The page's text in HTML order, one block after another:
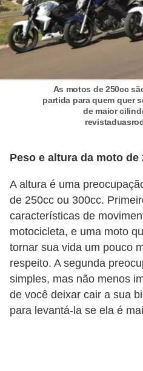
As motos de 250cc
partida para quem quer
de maior
Peso e altura da moto de
A altura é uma
de 250cc ou 300cc.
características de
motocicleta, e uma moto
tornar sua vida um pouco
respeito. A segunda
simples, mas não menos
de você deixar cair a sua
para levantá-la se ela é
t
o
m
t
s
D
ú
v
i
d
a
s
a